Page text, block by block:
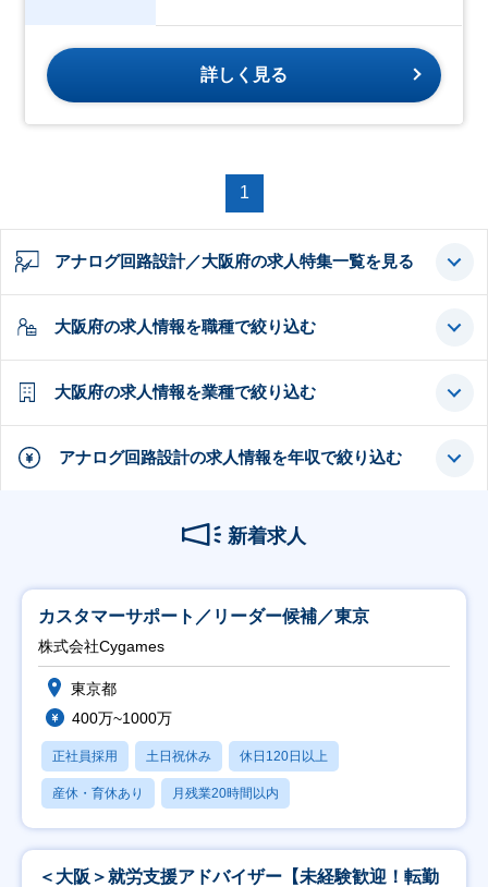
詳しく見る
1
アナログ回路設計／大阪府の求人特集一覧を見る
大阪府の求人情報を職種で絞り込む
大阪府の求人情報を業種で絞り込む
アナログ回路設計の求人情報を年収で絞り込む
新着求人
カスタマーサポート／リーダー候補／東京
株式会社Cygames
東京都
400万~1000万
正社員採用 土日祝休み 休日120日以上
産休・育休あり 月残業20時間以内
＜大阪＞就労支援アドバイザー【未経験歓迎！転勤